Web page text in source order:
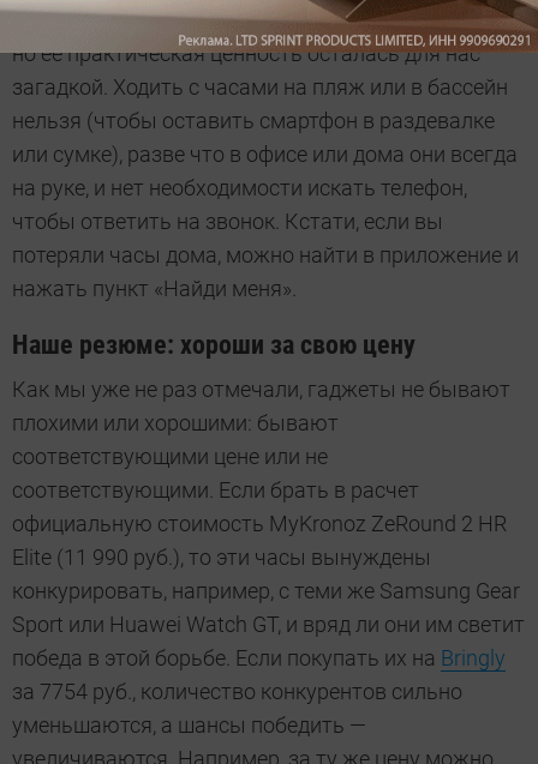
хватало громкости динамика. Опция интересная,
но ее практическая ценность осталась для нас
загадкой. Ходить с часами на пляж или в бассейн
нельзя (чтобы оставить смартфон в раздевалке
или сумке), разве что в офисе или дома они всегда
на руке, и нет необходимости искать телефон,
чтобы ответить на звонок. Кстати, если вы
потеряли часы дома, можно найти в приложение и
нажать пункт «Найди меня».
Наше резюме: хороши за свою цену
Как мы уже не раз отмечали, гаджеты не бывают
плохими или хорошими: бывают
соответствующими цене или не
соответствующими. Если брать в расчет
официальную стоимость MyKronoz ZeRound 2 HR
Elite (11 990 руб.), то эти часы вынуждены
конкурировать, например, с теми же Samsung Gear
Sport или Huawei Watch GT, и вряд ли они им светит
победа в этой борьбе. Если покупать их на Bringly
за 7754 руб., количество конкурентов сильно
уменьшаются, а шансы победить —
увеличиваются. Например, за ту же цену можно